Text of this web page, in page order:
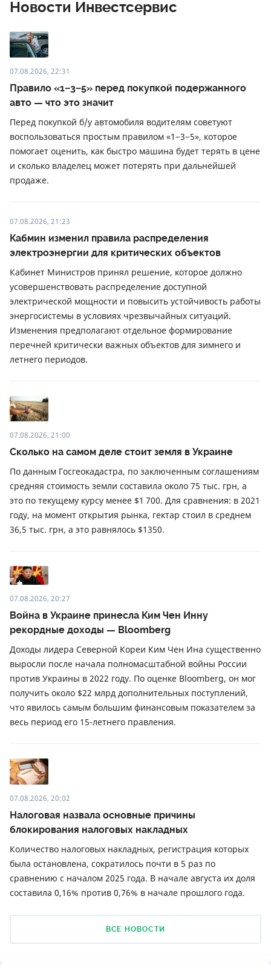
Новости Инвестсервис
07.08.2026, 22:31
Правило «1−3−5» перед покупкой подержанного
авто — что это значит
Перед покупкой б/у автомобиля водителям советуют
воспользоваться простым правилом «1−3−5», которое
помогает оценить, как быстро машина будет терять в цене
и сколько владелец может потерять при дальнейшей
продаже.
07.08.2026, 21:23
Кабмин изменил правила распределения
электроэнергии для критических объектов
Кабинет Министров принял решение, которое должно
усовершенствовать распределение доступной
электрической мощности и повысить устойчивость работы
энергосистемы в условиях чрезвычайных ситуаций.
Изменения предполагают отдельное формирование
перечней критически важных объектов для зимнего и
летнего периодов.
07.08.2026, 21:00
Сколько на самом деле стоит земля в Украине
По данным Госгеокадастра, по заключенным соглашениям
средняя стоимость земли составила около 75 тыс. грн, а
это по текущему курсу менее $1 700. Для сравнения: в 2021
году, на момент открытия рынка, гектар стоил в среднем
36,5 тыс. грн, а это равнялось $1350.
07.08.2026, 20:27
Война в Украине принесла Ким Чен Инну
рекордные доходы — Bloomberg
Доходы лидера Северной Кореи Ким Чен Ина существенно
выросли после начала полномасштабной войны России
против Украины в 2022 году. По оценке Bloomberg, он мог
получить около $22 млрд дополнительных поступлений,
что явилось самым большим финансовым показателем за
весь период его 15-летнего правления.
07.08.2026, 20:02
Налоговая назвала основные причины
блокирования налоговых накладных
Количество налоговых накладных, регистрация которых
была остановлена, сократилось почти в 5 раз по
сравнению с началом 2025 года. В начале августа их доля
составила 0,16% против 0,76% в начале прошлого года.
ВСЕ НОВОСТИ